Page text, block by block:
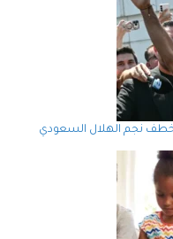
نجم الهلال السعودي